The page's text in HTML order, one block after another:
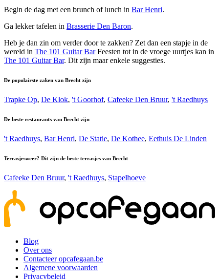
Begin de dag met een brunch of lunch in Bar Henri.
Ga lekker tafelen in Brasserie Den Baron.
Heb je dan zin om verder door te zakken? Zet dan een stapje in de
wereld in The 101 Guitar BarFeesten tot in de vroege uurtjes kan in
The 101 Guitar Bar. Dit zijn maar enkele suggesties.
De populairste zaken van Brecht zijn
Trapke Op, De Klok, 't Goorhof, Cafeeke Den Bruur, 't Raedhuys
De beste restaurants van Brecht zijn
't Raedhuys, Bar Henri, De Statie, De Kothee, Eethuis De Linden
Terrasjesweer? Dit zijn de beste terrasjes van Brecht
Cafeeke Den Bruur, 't Raedhuys, Stapelhoeve
Blog
Over ons
Contacteer opcafegaan.be
Algemene voorwaarden
Privacybeleid